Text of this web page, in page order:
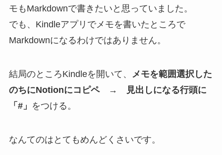
モもMarkdownで書きたいと思っていました。
でも、Kindleアプリでメモを書いたところで
Markdownになるわけではありません。
結局のところKindleを開いて、
メモを範囲選択した
のちにNotionにコピペ
→
見出しになる行頭に
「#」 をつける。
なんてのはとてもめんどくさいです。